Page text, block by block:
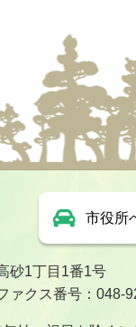
砂1丁目1番1号
ァクス番号：048-
市役所